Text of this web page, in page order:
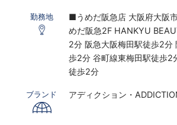
※研修期間あり
※時給は経験・スキルにより
〇下記の場合は、割増した
す。
※ 実働8時間以上は1.25倍
勤務地
■うめだ阪急店 大阪府大阪
めだ阪急2F HANKYU
2分 阪急大阪梅田駅徒歩2分
歩2分 谷町線東梅田駅徒歩2
徒歩2分
ブランド アディクション・